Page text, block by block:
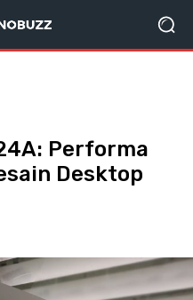
Performa
Desktop